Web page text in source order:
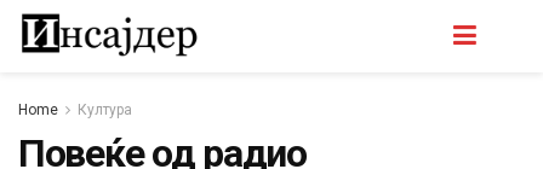
Home Култура
Повеќе од радио